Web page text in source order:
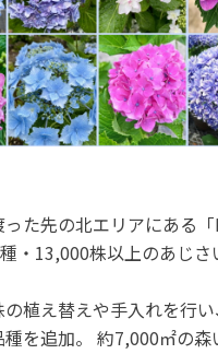
った先の北エリアにある
・13,000株以上のあじさ
植え替えや手入れを行
を追加。 約7,000㎡の